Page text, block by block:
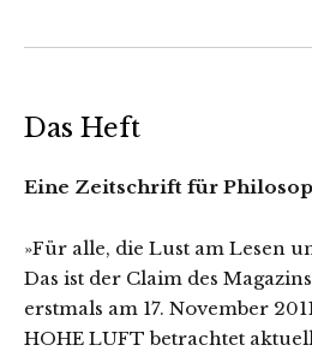
Das Heft
Eine Zeitschrift für
»Für alle, die Lust am Lesen
Das ist der Claim des
erstmals am 17. November
HOHE LUFT betrachtet